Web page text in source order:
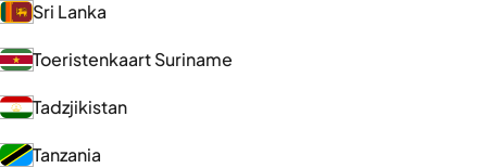
Sri Lanka
Toeristenkaart Suriname
Tadzjikistan
Tanzania